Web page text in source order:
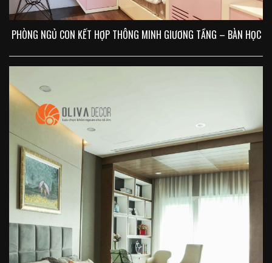
PHÒNG NGỦ CON KẾT HỢP THÔNG MINH GIƯƠNG TẦNG – BÀN HỌC